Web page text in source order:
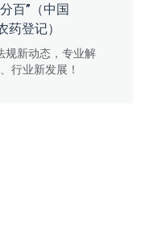
百”（中国
药登记）
规新动态，专业解
行业新发展！